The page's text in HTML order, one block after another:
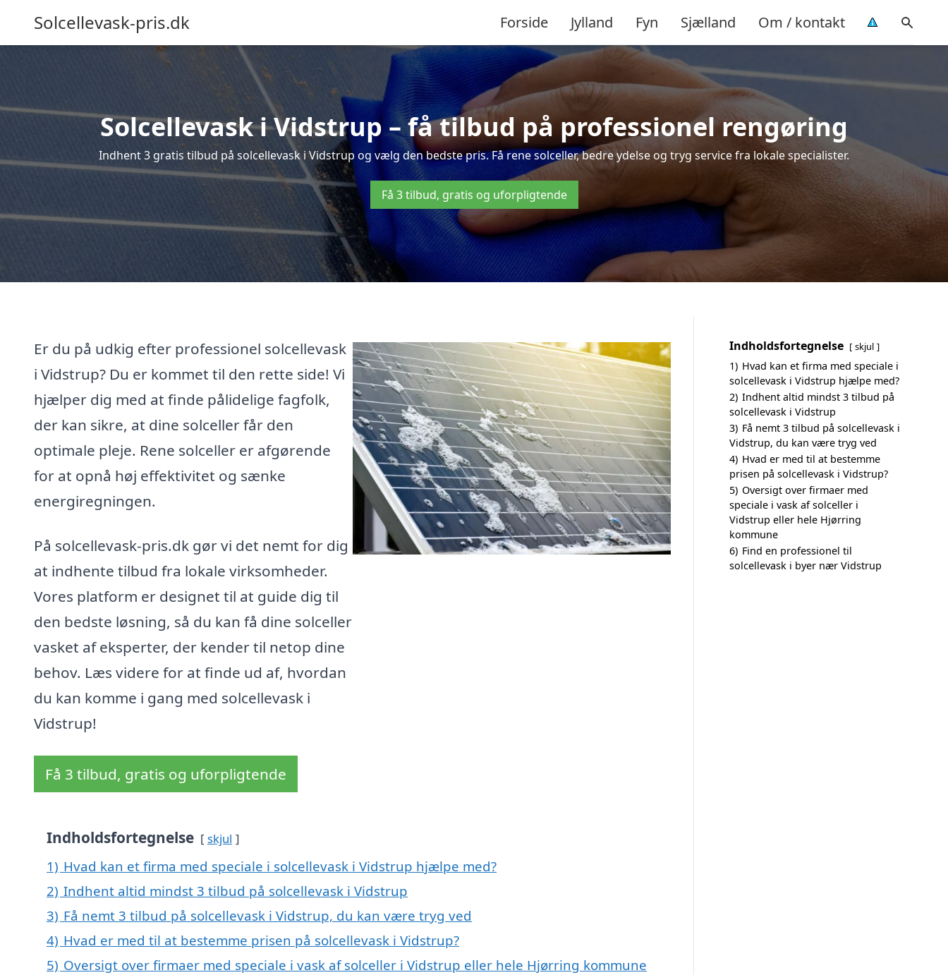
Solcellevask-pris.dk Forside Jylland Fyn Sjælland Om / kontakt
Solcellevask i Vidstrup – få tilbud på professionel rengøring
Indhent 3 gratis tilbud på solcellevask i Vidstrup og vælg den bedste pris. Få rene solceller, bedre ydelse og tryg service fra lokale specialister.
Få 3 tilbud, gratis og uforpligtende
Er du på udkig efter professionel solcellevask
i Vidstrup? Du er kommet til den rette side! Vi
hjælper dig med at finde pålidelige fagfolk,
der kan sikre, at dine solceller får den
optimale pleje. Rene solceller er afgørende
for at opnå høj effektivitet og sænke
energiregningen.
På solcellevask-pris.dk gør vi det nemt for dig
at indhente tilbud fra lokale virksomheder.
Vores platform er designet til at guide dig til
den bedste løsning, så du kan få dine solceller
vasket af eksperter, der kender til netop dine
behov. Læs videre for at finde ud af, hvordan
du kan komme i gang med solcellevask i
Vidstrup!
Få 3 tilbud, gratis og uforpligtende
Indholdsfortegnelse skjul
1) Hvad kan et firma med speciale i solcellevask i Vidstrup hjælpe med?
2) Indhent altid mindst 3 tilbud på solcellevask i Vidstrup
3) Få nemt 3 tilbud på solcellevask i Vidstrup, du kan være tryg ved
4) Hvad er med til at bestemme prisen på solcellevask i Vidstrup?
5) Oversigt over firmaer med speciale i vask af solceller i Vidstrup eller hele Hjørring kommune
Indholdsfortegnelse skjul
1) Hvad kan et firma med speciale i
solcellevask i Vidstrup hjælpe med?
2) Indhent altid mindst 3 tilbud på
solcellevask i Vidstrup
3) Få nemt 3 tilbud på solcellevask i
Vidstrup, du kan være tryg ved
4) Hvad er med til at bestemme
prisen på solcellevask i Vidstrup?
5) Oversigt over firmaer med
speciale i vask af solceller i
Vidstrup eller hele Hjørring
kommune
6) Find en professionel til
solcellevask i byer nær Vidstrup